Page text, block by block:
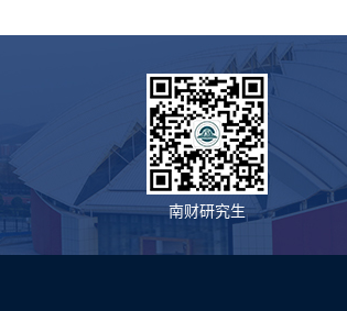
南财研究生